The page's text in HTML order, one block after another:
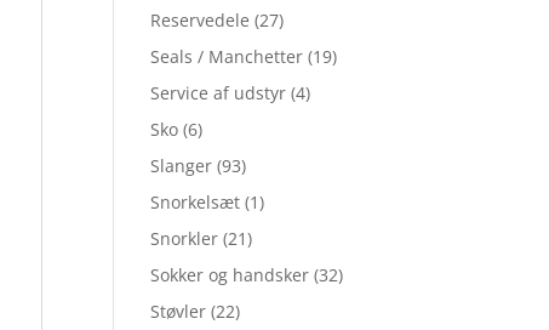
Reservedele (27)
Seals / Manchetter (19)
Service af udstyr (4)
Sko (6)
Slanger (93)
Snorkelsæt (1)
Snorkler (21)
Sokker og handsker (32)
Støvler (22)